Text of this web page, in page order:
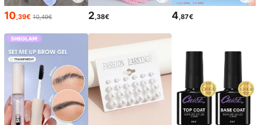
10,39€ 10,49€ 2,38€ 4,87€